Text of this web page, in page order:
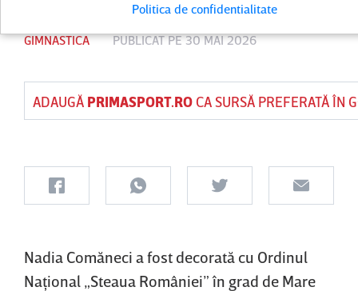
GIMNASTICA PUBLICAT PE 30 MAI 2026
ADAUGĂ PRIMASPORT.ROCA SURSĂ PREFERATĂ ÎN
Nadia Comăneci a fost decorată cu Ordinul
Naţional „Steaua României” în grad de Mare
Politica de confidentialitate